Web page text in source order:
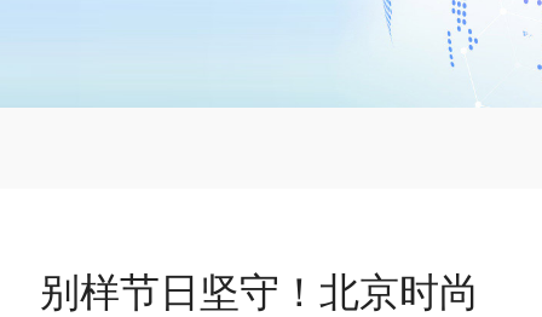
别样节日坚守！北京时尚